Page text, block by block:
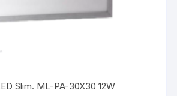
Slim. ML-PA-30X30 12W